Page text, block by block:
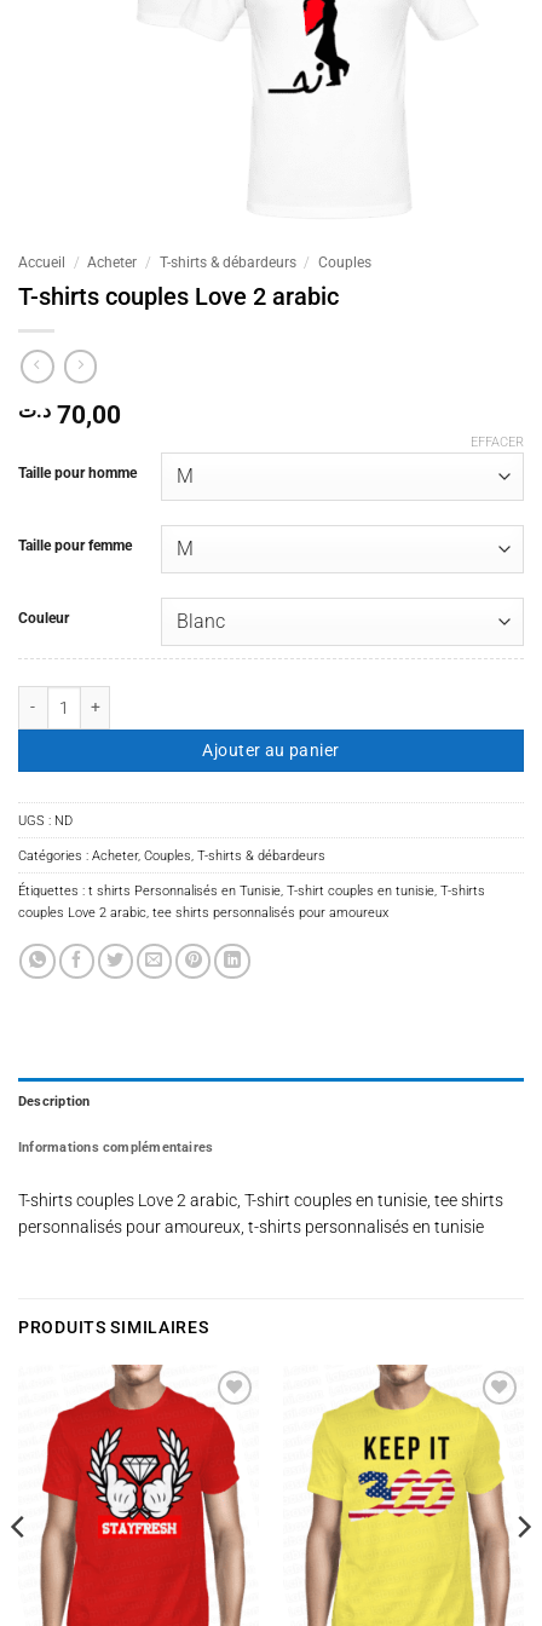
Accueil / Acheter / T-shirts & débardeurs / Couples
T-shirts couples Love 2 arabic
70,00 د.ت
Taille pour homme
Taille pour femme
Couleur
EFFACER
Ajouter au panier
UGS : ND
Catégories : Acheter, Couples, T-shirts & débardeurs
Étiquettes : t shirts Personnalisés en Tunisie, T-shirt couples en tunisie, T-shirts
couples Love 2 arabic, tee shirts personnalisés pour amoureux
Description
Informations complémentaires
T-shirts couples Love 2 arabic, T-shirt couples en tunisie, tee shirts
personnalisés pour amoureux, t-shirts personnalisés en tunisie
PRODUITS SIMILAIRES
Ajouter
à la
wishlist
Ajouter
à la
wishlist